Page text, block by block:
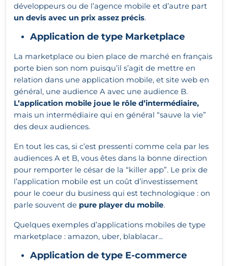
développeurs ou de l’agence mobile et d’autre part
un devis avec un prix assez précis.
Application de type Marketplace
La marketplace ou bien place de marché en français
porte bien son nom puisqu’il s’agit de mettre en
relation dans une application mobile, et site web en
général, une audience A avec une audience B.
L’application mobile joue le rôle d’intermédiaire,
mais un intermédiaire qui en général “sauve la vie”
des deux audiences.
En tout les cas, si c’est pressenti comme cela par les
audiences A et B, vous êtes dans la bonne direction
pour remporter le césar de la “killer app”. Le prix de
l’application mobile est un coût d’investissement
pour le coeur du business qui est technologique : on
parle souvent de pure player du mobile.
Quelques exemples d’applications mobiles de type
marketplace : amazon, uber, blablacar...
Application de type E-commerce